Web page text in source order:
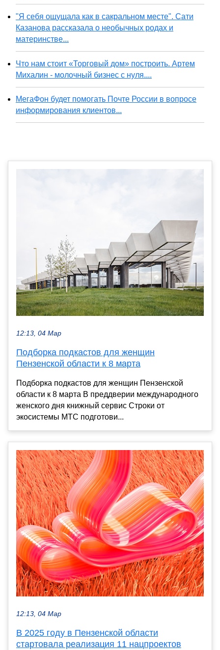
"Я себя ощущала как в сакральном месте". Сати
Казанова рассказала о необычных родах и
материнстве...
Что нам стоит «Торговый дом» построить. Артем
Михалин - молочный бизнес с нуля....
МегаФон будет помогать Почте России в вопросе
информирования клиентов...
12:13, 04 Мар
Подборка подкастов для женщин
Пензенской области к 8 марта
Подборка подкастов для женщин Пензенской
области к 8 марта В преддверии международного
женского дня книжный сервис Строки от
экосистемы МТС подготови...
12:13, 04 Мар
В 2025 году в Пензенской области
стартовала реализация 11 нацпроектов